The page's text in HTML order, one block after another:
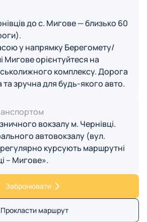
до с. Мигове — близько 60
у напрямку Берегомету/
Мигове орієнтуйтеся на
комплексу. Дорога
зручна для будь-якого авто.
вокзалу м. Чернівці.
автовокзалу (вул.
курсують маршрутні
– Мигове».
Забронювати
Прокласти маршрут